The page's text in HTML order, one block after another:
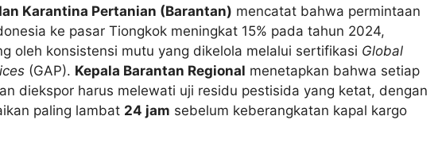
Karantina Pertanian (Barantan) mencatat bahwa permintaan
ke pasar Tiongkok meningkat 15% pada tahun 2024,
oleh konsistensi mutu yang dikelola melalui sertifikasi Global
(GAP). Kepala Barantan Regional menetapkan bahwa setiap
diekspor harus melewati uji residu pestisida yang ketat, dengan
paling lambat 24 jam sebelum keberangkatan kapal kargo